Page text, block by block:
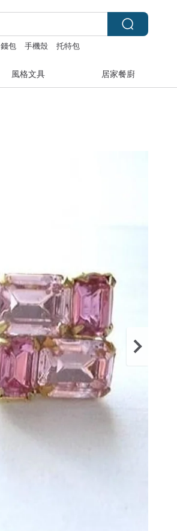
錢包 手機殼 托特包
風格文具 居家餐廚